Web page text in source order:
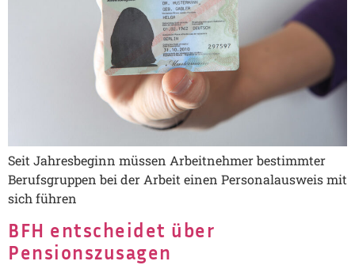
Seit Jahresbeginn müssen Arbeitnehmer bestimmter
Berufsgruppen bei der Arbeit einen Personalausweis mit
sich führen
BFH entscheidet über
Pensionszusagen